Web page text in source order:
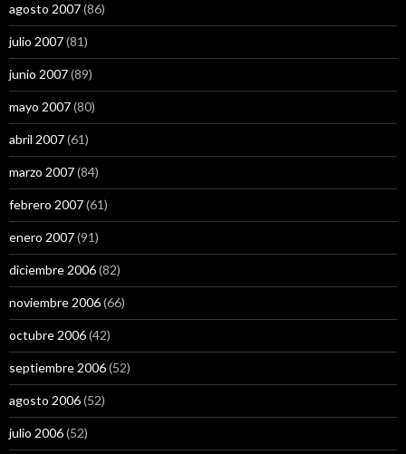
agosto 2007(86)
julio 2007(81)
junio 2007(89)
mayo 2007(80)
abril 2007(61)
marzo 2007(84)
febrero 2007(61)
enero 2007(91)
diciembre 2006(82)
noviembre 2006(66)
octubre 2006(42)
septiembre 2006(52)
agosto 2006(52)
julio 2006(52)